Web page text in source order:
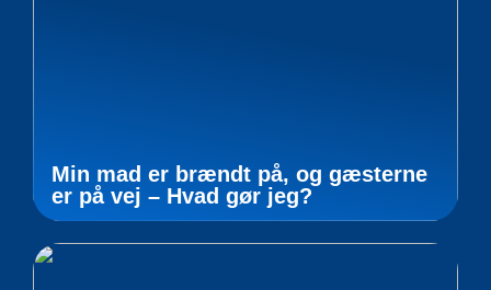
Min mad er brændt på, og gæsterne
er på vej – Hvad gør jeg?